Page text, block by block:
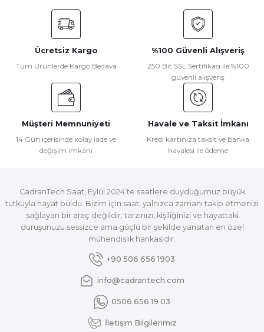
Ücretsiz Kargo
Tüm Ürünlerde Kargo Bedava
%100 Güvenli Alışveriş
250 Bit SSL Sertifikası ile %100
güvenli alışveriş
Müşteri Memnuniyeti
14 Gün içerisinde kolay iade ve
değişim imkanı
Havale ve Taksit İmkanı
Kredi kartınıza taksit ve banka
havalesi ile ödeme
CadranTech Saat, Eylül 2024’te saatlere duyduğumuz büyük
tutkuyla hayat buldu. Bizim için saat, yalnızca zamanı takip etmenizi
sağlayan bir araç değildir; tarzınızı, kişiliğinizi ve hayattaki
duruşunuzu sessizce ama güçlü bir şekilde yansıtan en özel
mühendislik harikasıdır.
+90 506 656 1903
info@cadrantech.com
0506 656 19 03
İletişim Bilgilerimiz